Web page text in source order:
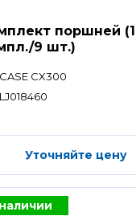
поршней (1
9 шт.)
CASE CX300
LJ018460
Уточняйте цену